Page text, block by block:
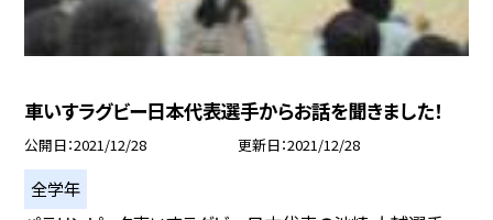
車いすラグビー日本代表選手からお話を聞きました！
公開日 2021/12/28 更新日 2021/12/28
全学年